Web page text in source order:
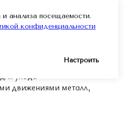
сохранили
стиле.
ухода
движениями металл,
анализа посещаемости.
конфиденциальности
Настроить